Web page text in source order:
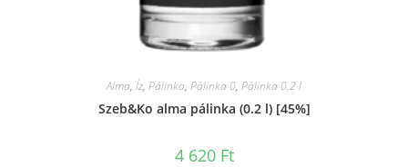
Alma, Íz, Pálinka, Pálinka 0, Pálinka 0,2 l
Szeb&Ko alma pálinka (0.2 l) [45%]
4 620 Ft